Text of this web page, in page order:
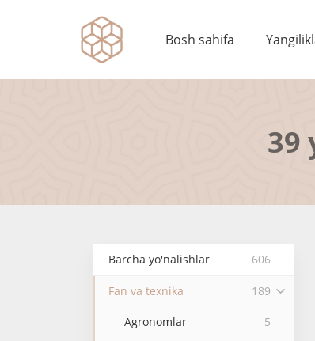
Bosh sahifa
39
Barcha yo'nalishlar 606
Fan va texnika 189
Agronomlar
5